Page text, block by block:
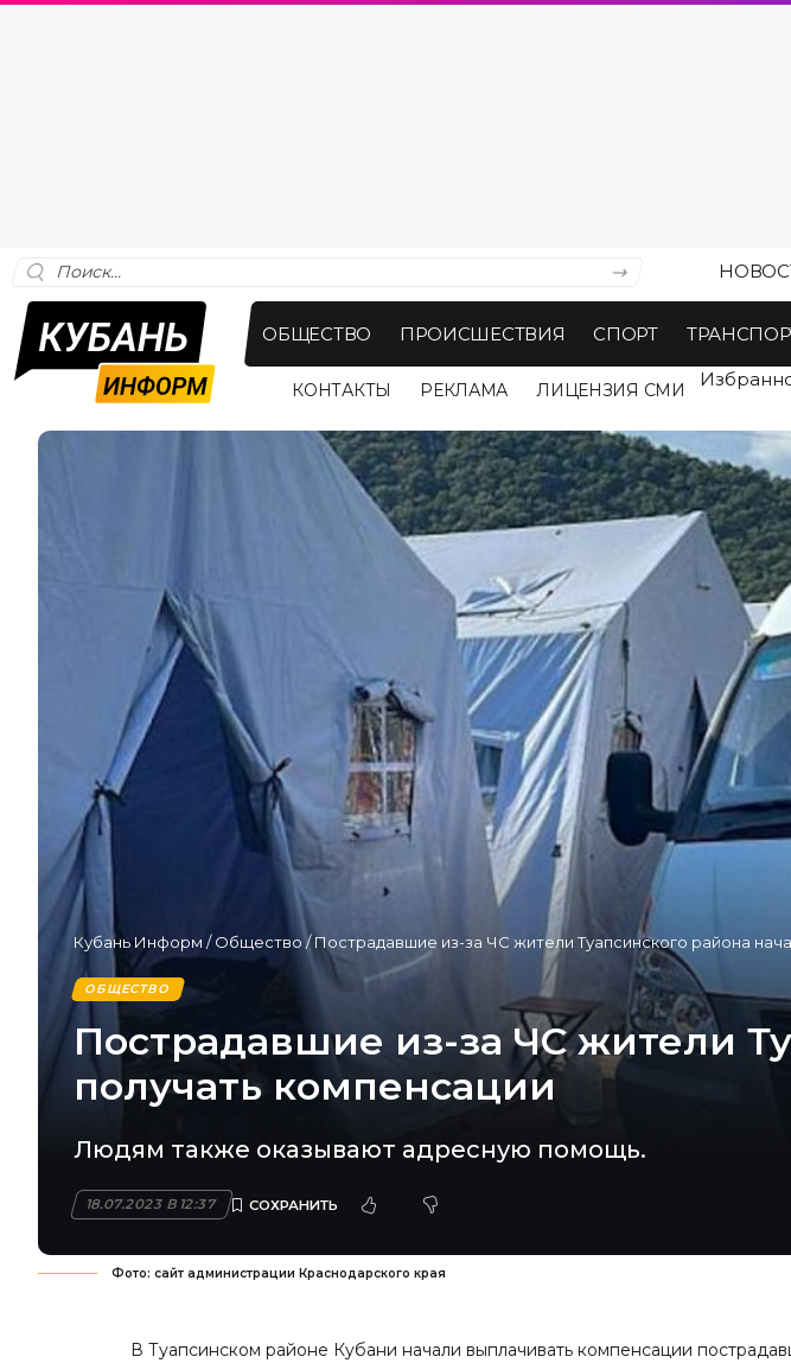
ОБЩЕСТВО ПРОИСШЕСТВИЯ СПОРТ
КОНТАКТЫ РЕКЛАМА ЛИЦЕНЗИЯ СМИ
Кубань Информ /Общество/Пострадавшие из-за ЧС жители Туапсинского района
ОБЩЕСТВО
Пострадавшие из-за ЧС жители
получать компенсации
Людям также оказывают адресную помощь.
18.07.2023 В 12:37
Фото: сайт администрации Краснодарского края
В Туапсинском районе Кубани начали выплачивать компенсации